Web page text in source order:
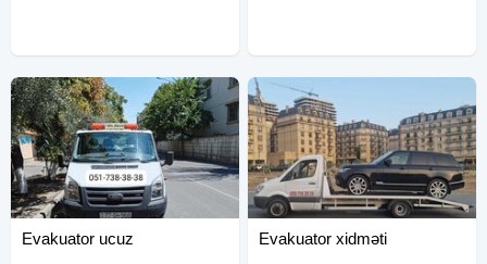
Evakuator ucuz Evakuator xidməti